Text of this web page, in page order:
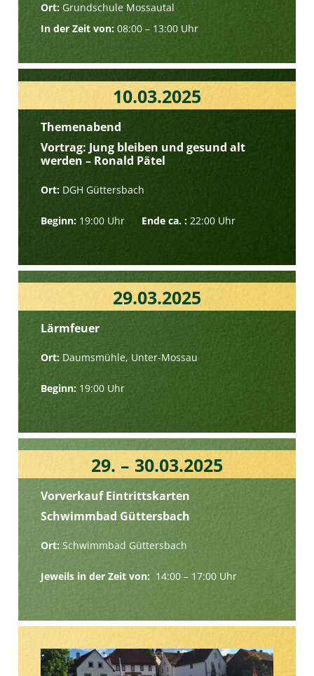
Ort:Grundschule Mossautal
In der Zeit von:08:00 – 13:00 Uhr
10.03.2025
Themenabend
Vortrag: Jung bleiben und gesund alt
werden – Ronald Pätel
Ort: DGH Güttersbach
Beginn: 19:00 Uhr Ende ca. : 22:00 Uhr
29.03.2025
Lärmfeuer
Ort: Daumsmühle, Unter-Mossau
Beginn: 19:00 Uhr
29. – 30.03.2025
Vorverkauf Eintrittskarten
Schwimmbad Güttersbach
Ort:Schwimmbad Güttersbach
Jeweils in der Zeit von: 14:00 – 17:00 Uhr